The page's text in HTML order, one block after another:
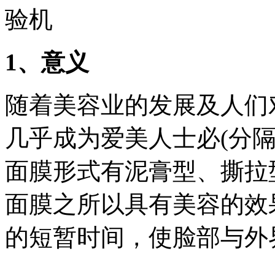
验机
1、意义
随着美容业的发展及人
几乎成为爱美人士必(分
面膜形式有泥膏型、撕
面膜之所以具有美容的
的短暂时间，使脸部与